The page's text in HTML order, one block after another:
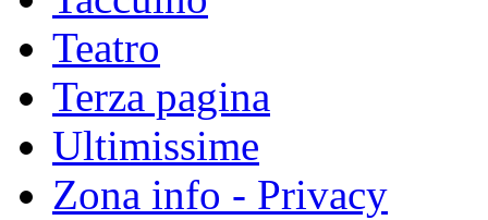
Teatro
Terza pagina
Ultimissime
Zona info - Privacy